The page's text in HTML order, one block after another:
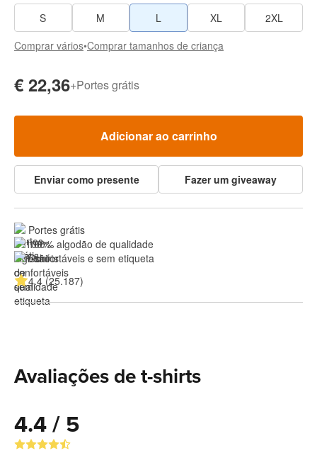
S
M L XL
2XL
Comprar vários•Comprar tamanhos de criança
€ 22,36+Portes grátis
Adicionar ao carrinho
Enviar como presente Fazer um giveaway
Portes grátis
100% algodão de qualidade
Confortáveis e sem etiqueta
4.4 (25.187)
Avaliações de t-shirts
4.4 / 5